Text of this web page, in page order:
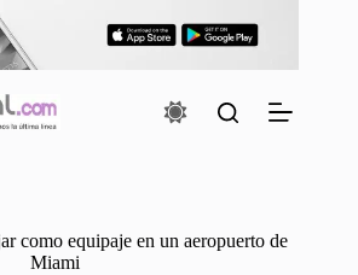
como equipaje en un aeropuerto de
Miami